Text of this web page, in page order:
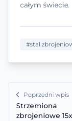
całym świecie.
#stal
Poprzedni wpis
Strzemiona
zbrojeniowe